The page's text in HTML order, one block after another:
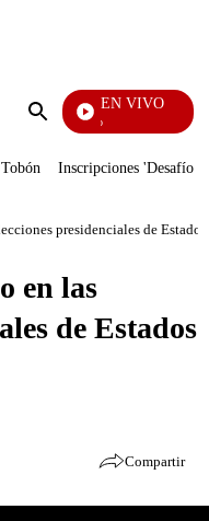
Enviar
EN VIVO
Yo Me Llamo
Inscripciones 'Desafío'
presidenciales de
en las
de Estados
Compartir